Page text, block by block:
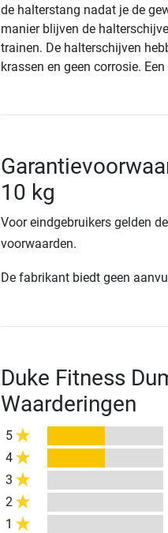
de halterstang nadat je de
manier blijven de
trainen. De halterschijven
krassen en geen corrosie.
10 kg
Voor eindgebruikers gelden
voorwaarden.
De fabrikant biedt geen
Duke Fitness
Waarderingen
5
4
3
2
1